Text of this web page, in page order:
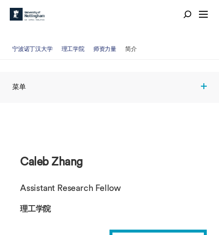
宁波诺丁汉大学 理工学院 师资力量 简介
菜单
Caleb Zhang
Assistant Research Fellow
理工学院